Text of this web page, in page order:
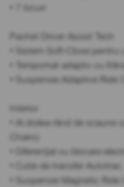
• 7 locuri
Pachet Driver Assist Tech
• Sistem Soft-Close pentru
• Tempomat adaptiv cu
• Suspensie Adaptive
Interior
• Al doilea rând de
Chairs)
• Diferențial cu blocare
• Cutie de transfer Autotrac
• Suspensie Magnetic Ride